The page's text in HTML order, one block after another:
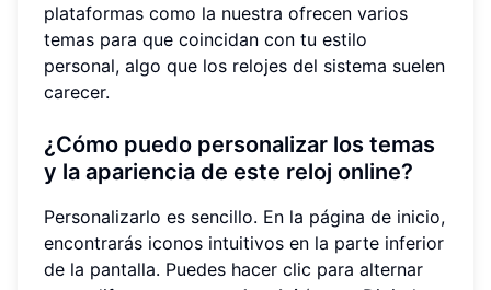
plataformas como la nuestra ofrecen varios
temas para que coincidan con tu estilo
personal, algo que los relojes del sistema suelen
carecer.
¿Cómo puedo personalizar los temas
y la apariencia de este reloj online?
Personalizarlo es sencillo. En la página de inicio,
encontrarás iconos intuitivos en la parte inferior
de la pantalla. Puedes hacer clic para alternar